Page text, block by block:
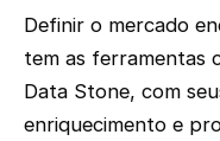
Definir o mercado
tem as ferramentas
Data Stone, com
enriquecimento e